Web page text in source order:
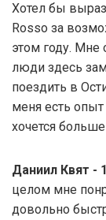
Хотел бы
Rosso за
этом году. Мне
люди здесь
поездить в
меня есть
хочется
Даниил Квят -
целом мне
довольно